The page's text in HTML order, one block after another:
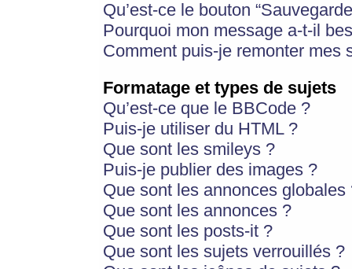
Qu’est-ce le bouton
Pourquoi mon message a-t-il
Comment puis-je remonter mes
Formatage et types de sujets
Qu’est-ce que le BBCode ?
Puis-je utiliser du HTML ?
Que sont les smileys ?
Puis-je publier des images ?
Que sont les annonces globales
Que sont les annonces ?
Que sont les posts-it ?
Que sont les sujets verrouillés ?